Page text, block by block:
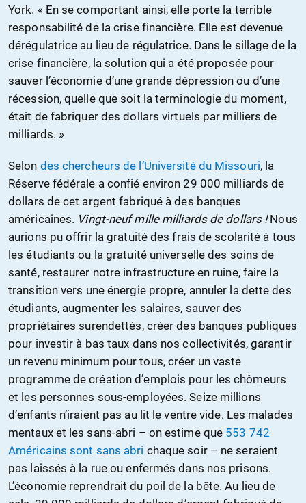
York. « En se comportant ainsi, elle porte la terrible
responsabilité de la crise financière. Elle est devenue
dérégulatrice au lieu de régulatrice. Dans le sillage de la
crise financière, la solution qui a été proposée pour
sauver l’économie d’une grande dépression ou d’une
récession, quelle que soit la terminologie du moment,
était de fabriquer des dollars virtuels par milliers de
milliards. »
Selon des chercheurs de l’Université du Missouri, la
Réserve fédérale a confié environ 29 000 milliards de
dollars de cet argent fabriqué à des banques
américaines. Vingt-neuf mille milliards de dollars !Nous
aurions pu offrir la gratuité des frais de scolarité à tous
les étudiants ou la gratuité universelle des soins de
santé, restaurer notre infrastructure en ruine, faire la
transition vers une énergie propre, annuler la dette des
étudiants, augmenter les salaires, sauver des
propriétaires surendettés, créer des banques publiques
pour investir à bas taux dans nos collectivités, garantir
un revenu minimum pour tous, créer un vaste
programme de création d’emplois pour les chômeurs
et les personnes sous-employées. Seize millions
d’enfants n’iraient pas au lit le ventre vide. Les malades
mentaux et les sans-abri – on estime que 553 742
Américains sont sans abri chaque soir – ne seraient
pas laissés à la rue ou enfermés dans nos prisons.
L’économie reprendrait du poil de la bête. Au lieu de